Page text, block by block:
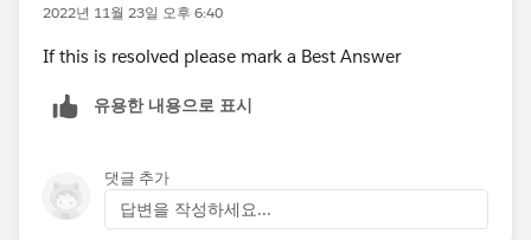
2022년 11월 23일 오후 6:40
If this is resolved please mark a Best Answer
유용한 내용으로 표시
댓글 추가
답변을 작성하세요...